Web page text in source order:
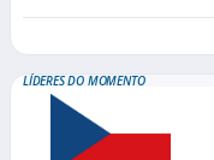
LÍDERES DO MOMENTO